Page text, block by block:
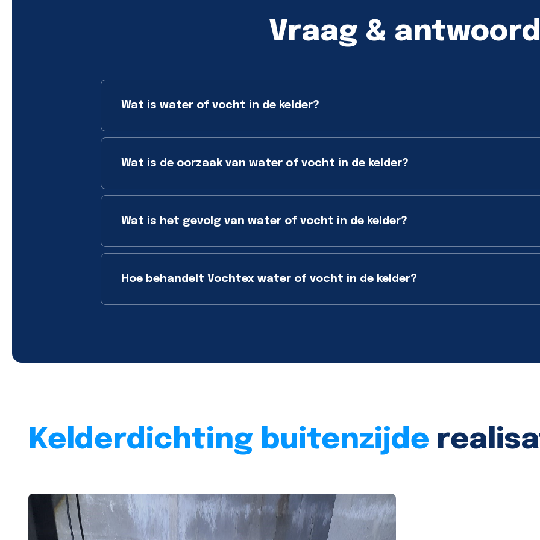
Vraag &
Wat is water of vocht in de kelder?
Wat is de oorzaak van water of vocht in de kelder?
Wat is het gevolg van water of vocht in de kelder?
Hoe behandelt Vochtex water of vocht in de kelder?
Kelderdichting buitenzijde